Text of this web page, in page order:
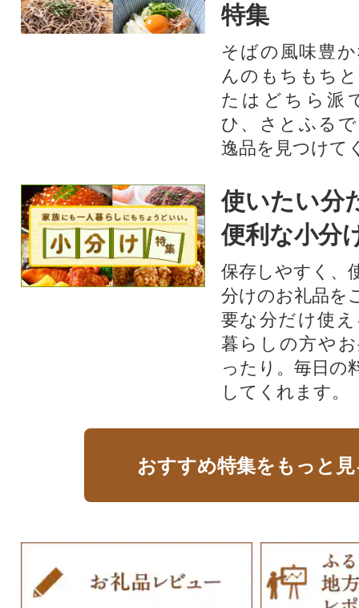
特集
そばの風味豊
んのもちもち
たはどちら派
ひ、さとふる
逸品を見つけて
使いたい分
便利な小分
保存しやすく、
分けのお礼品を
要な分だけ使
暮らしの方や
ったり。毎日の
してくれます。
おすすめ特集をもっと